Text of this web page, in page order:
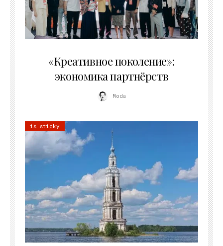
«Креативное поколение»:
экономика партнёрств
Moda
is sticky